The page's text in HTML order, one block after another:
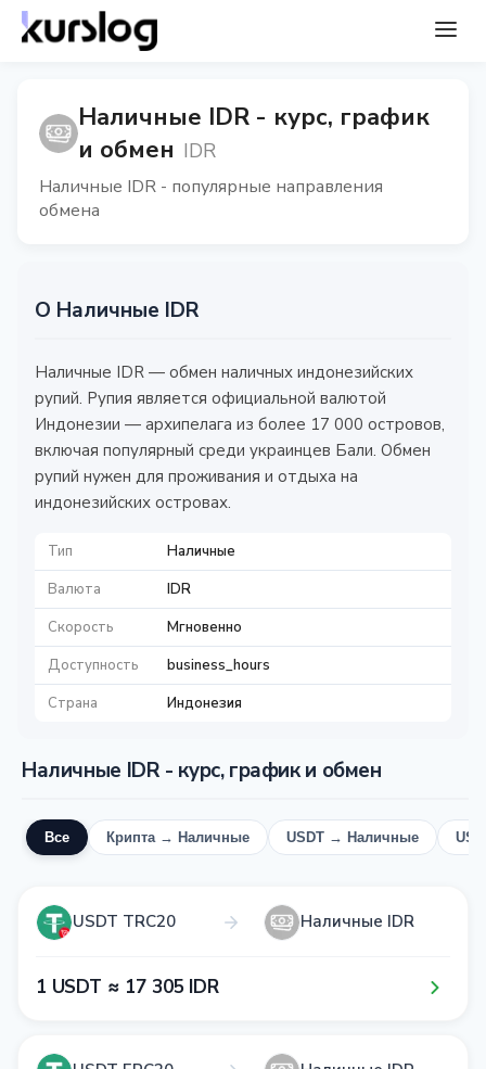
Наличные IDR - курс, график
и обмен IDR
Наличные IDR - популярные направления
обмена
О Наличные IDR
Наличные IDR — обмен наличных индонезийских
рупий. Рупия является официальной валютой
Индонезии — архипелага из более 17 000 островов,
включая популярный среди украинцев Бали. Обмен
рупий нужен для проживания и отдыха на
индонезийских островах.
Тип
Наличные
Валюта
IDR
Скорость
Мгновенно
Доступность
business_hours
Страна
Индонезия
Наличные IDR - курс, график и обмен
Все Крипта → Наличные USDT → Наличные
USDT TRC20 Наличные IDR
1​ USDT ≈ 1​7​ 3​0​5​ IDR